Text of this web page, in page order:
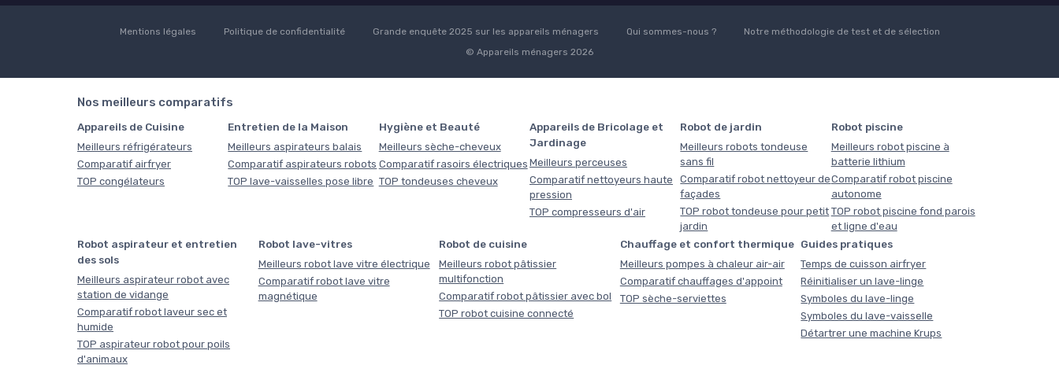
Mentions légales Politique de confidentialité Grande enquête 2025 sur les appareils ménagers Qui sommes-nous ?
Notre méthodologie de test et de sélection
© Appareils ménagers 2026
Nos meilleurs comparatifs
Appareils de Cuisine
Meilleurs réfrigérateurs
Comparatif airfryer
TOP congélateurs
Entretien de la Maison
Meilleurs aspirateurs balais
Comparatif aspirateurs robots
TOP lave-vaisselles pose libre
Hygiène et Beauté
Meilleurs sèche-cheveux
Comparatif rasoirs électriques
TOP tondeuses cheveux
Appareils de Bricolage et
Jardinage
Meilleurs perceuses
Comparatif nettoyeurs haute
pression
TOP compresseurs d'air
Robot de jardin
Meilleurs robots tondeuse
sans fil
Comparatif robot nettoyeur de
façades
TOP robot tondeuse pour petit
jardin
Robot piscine
Meilleurs robot piscine à
batterie lithium
Comparatif robot piscine
autonome
TOP robot piscine fond parois
et ligne d'eau
Robot aspirateur et entretien
des sols
Meilleurs aspirateur robot avec
station de vidange
Comparatif robot laveur sec et
humide
TOP aspirateur robot pour poils
d'animaux
Robot lave-vitres
Meilleurs robot lave vitre électrique
Comparatif robot lave vitre
magnétique
Robot de cuisine
Meilleurs robot pâtissier
multifonction
Comparatif robot pâtissier avec bol
TOP robot cuisine connecté
Chauffage et confort thermique
Meilleurs pompes à chaleur air-air
Comparatif chauffages d'appoint
TOP sèche-serviettes
Guides pratiques
Temps de cuisson airfryer
Réinitialiser un lave-linge
Symboles du lave-linge
Symboles du lave-vaisselle
Détartrer une machine Krups